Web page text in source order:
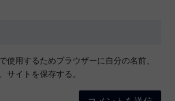
使用するためブラウザーに自分の名前、
サイトを保存する。